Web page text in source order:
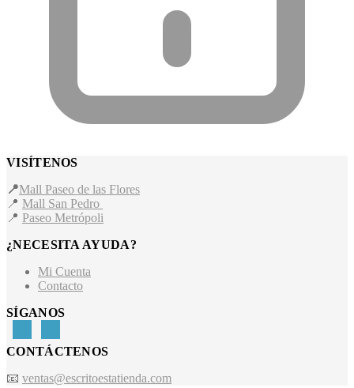
VISÍTENOS
📍Mall Paseo de las Flores
📍 Mall San Pedro
📍 Paseo Metrópoli
¿NECESITA AYUDA?
Mi Cuenta
Contacto
SÍGANOS
CONTÁCTENOS
📧 ventas@escritoestatienda.com